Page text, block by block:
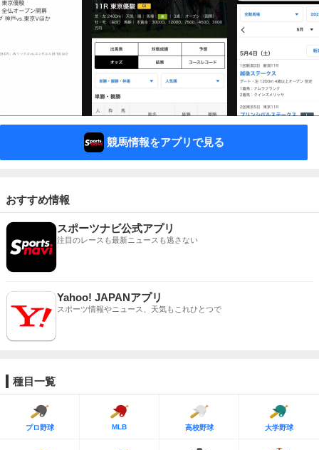
競馬情報をアプリで見る
おすすめ情報
スポーツナビ公式アプリ
注目のレースも最新ニュースも逃さない
Yahoo! JAPANアプリ
スポーツ情報やニュース、天気もこれひとつで
種目一覧
プロ野球 MLB 高校野球 大学野球